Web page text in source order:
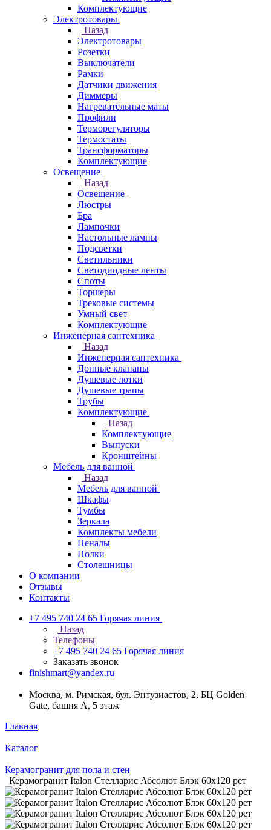
Комплектующие
Электротовары
Назад
Электротовары
Розетки
Выключатели
Рамки
Датчики движения
Диммеры
Нагревательные маты
Профили
Терморегуляторы
Термостаты
Трансформаторы
Комплектующие
Освещение
Назад
Освещение
Люстры
Бра
Лампочки
Настольные лампы
Подсветки
Светильники
Светодиодные ленты
Споты
Торшеры
Трековые системы
Умный свет
Комплектующие
Инженерная сантехника
Назад
Инженерная сантехника
Донные клапаны
Душевые лотки
Душевые трапы
Трубы
Комплектующие
Назад
Комплектующие
Выпуски
Кронштейны
Мебель для ванной
Назад
Мебель для ванной
Шкафы
Тумбы
Зеркала
Комплекты мебели
Пеналы
Полки
Столешницы
О компании
Отзывы
Контакты
+7 495 740 24 65 Горячая линия
Назад
Телефоны
+7 495 740 24 65 Горячая линия
Заказать звонок
finishmart@yandex.ru
Москва, м. Римская, бул. Энтузиастов, 2, БЦ Golden
Gate, башня А, 5 этаж
Главная
Каталог
Керамогранит для пола и стен
Керамогранит Italon Стелларис Абсолют Блэк 60х120 рет